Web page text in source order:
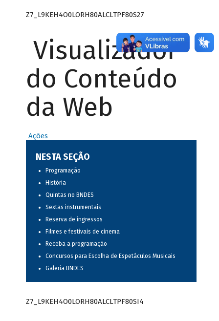
Z7_L9KEH4O0LORH80ALCLTPF80S27
Visualizador
do Conteúdo
da Web
Ações
NESTA SEÇÃO
Programação
História
Quintas no BNDES
Sextas instrumentais
Reserva de ingressos
Filmes e festivais de cinema
Receba a programação
Concursos para Escolha de Espetáculos Musicais
Galeria BNDES
Z7_L9KEH4O0LORH80ALCLTPF80SI4